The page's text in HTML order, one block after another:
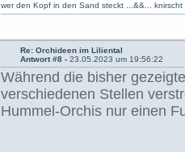
wer den Kopf in den Sand steckt ...&&...
Re: Orchideen im Liliental
Antwort #8 -23.05.2023 um 19:56:22
Während die bisher
verschiedenen Stellen
Hummel-Orchis nur einen